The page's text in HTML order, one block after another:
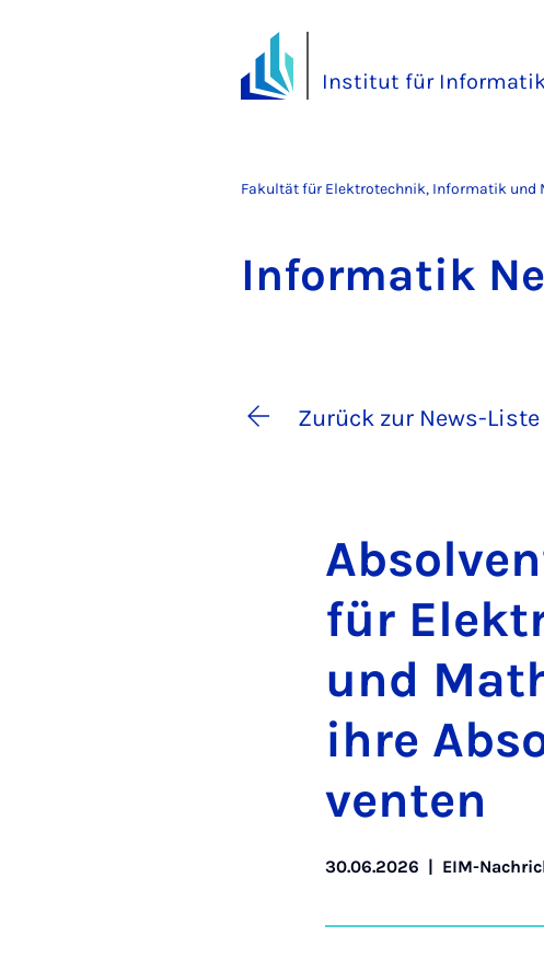
Institut für
Fakultät für Elektrotechnik, Informatik und
In­for­ma­tik
Zurück zur News-Liste
für
und
ih­re
ven­ten
30.06.2026 | EIM-